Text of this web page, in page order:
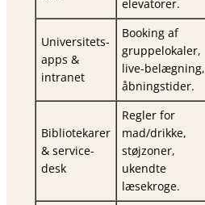
elevatorer.
Universitets­
apps &
intranet
Booking af
gruppelokaler,
live-belægning,
åbningstider.
Bibliotekarer
& service­
desk
Regler for
mad/drikke,
støjzoner,
ukendte
læsekroge.